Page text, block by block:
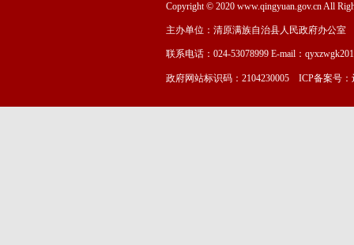
Copyright © 2020 www.qingyuan.gov.cn All
主办单位：清原满族自治县人民政府办公室
联系电话：024-53078999 E-mail：
政府网站标识码：2104230005 ICP备案号：